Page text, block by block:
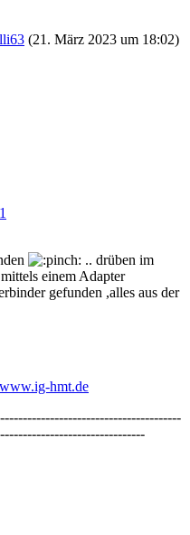
(21. März 2023 um 18:02)
.. drüben im
einem Adapter
gefunden ,alles aus der
hmt.de